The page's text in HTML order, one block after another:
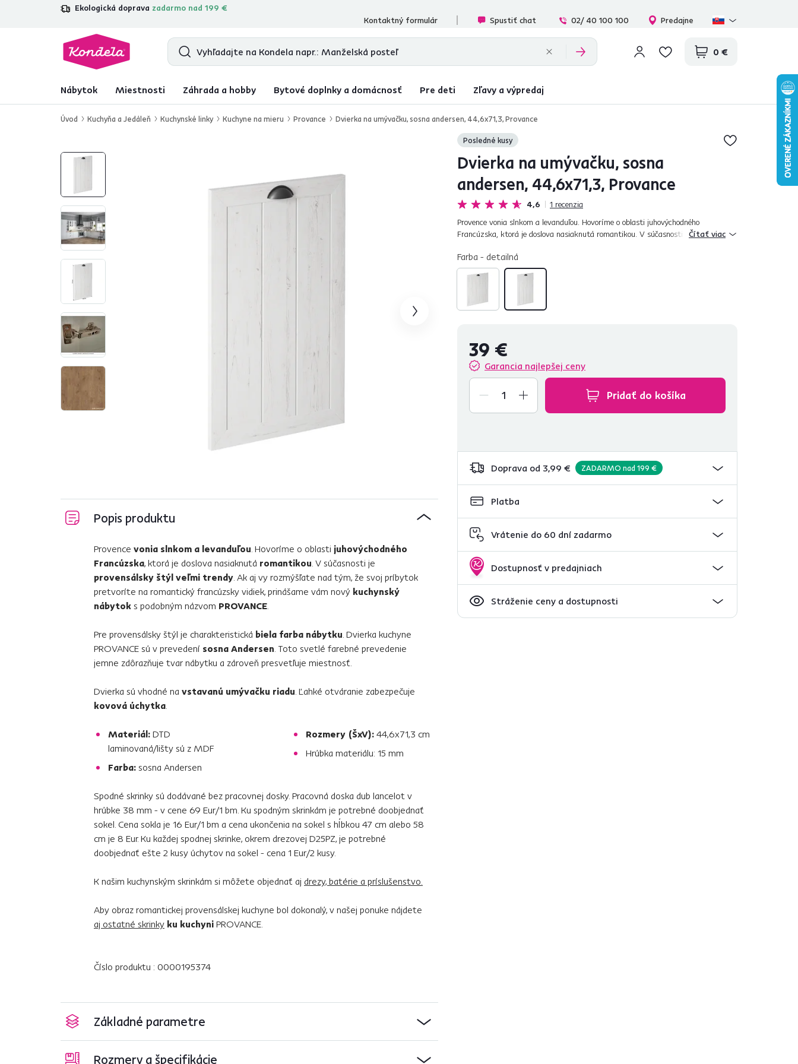
Ekologická doprava zadarmo nad 199 €
4,7 31 333overených produktových recenzií
Kontaktný formulár
Spustiť chat 02/ 40 100 100 Predajne
0 €
Nábytok Miestnosti Záhrada a hobby Bytové doplnky a domácnosť Pre deti Zľavy a výpredaj
Úvod Kuchyňa a Jedáleň Kuchynské linky Kuchyne na mieru Provance Dvierka na umývačku, sosna andersen, 44,6x71,3, Provance
Posledné kusy
Dvierka na umývačku, sosna
andersen, 44,6x71,3, Provance
4,6 1 recenzia
Provence vonia slnkom a levanduľou. Hovoríme o oblasti juhovýchodného
Francúzska, ktorá je doslova nasiaknutá romantikou. V súčasnosti je provensálsky
Čítať viac
Farba - detailná
39 €
Garancia najlepšej ceny
Pridať do košíka
Doprava od 3,99 € ZADARMO nad 199 €
Platba
Vrátenie do 60 dní zadarmo
Dostupnosť v predajniach
Stráženie ceny a dostupnosti
Popis produktu
Provence vonia slnkom a levanduľou . Hovoríme o oblasti juhovýchodného
Francúzska, ktorá je doslova nasiaknutá romantikou . V súčasnosti je
provensálsky štýl veľmi trendy . Ak aj vy rozmýšľate nad tým, že svoj príbytok
pretvoríte na romantický francúzsky vidiek, prinášame vám nový kuchynský
nábytok s podobným názvom PROVANCE
Pre provensálsky štýl je charakteristická biela farba nábytku . Dvierka kuchyne
PROVANCE sú v prevedení sosna Andersen . Toto svetlé farebné prevedenie
jemne zdôrazňuje tvar nábytku a zároveň presvetľuje miestnosť.
Dvierka sú vhodné na vstavanú umývačku riadu . Ľahké otváranie zabezpečuje
kovová úchytka
Materiál: DTD
laminovaná/lišty sú z MDF
Farba: sosna Andersen
Rozmery (ŠxV): 44,6x71,3 cm
Hrúbka materiálu: 15 mm
Spodné skrinky sú dodávané bez pracovnej dosky. Pracovná doska dub lancelot v
hrúbke 38 mm - v cene 69 Eur/1 bm. Ku spodným skrinkám je potrebné doobjednať
sokel. Cena sokla je 16 Eur/1 bm a cena ukončenia na sokel s hĺbkou 47 cm alebo 58
cm je 8 Eur. Ku každej spodnej skrinke, okrem drezovej D25PZ, je potrebné
doobjednať ešte 2 kusy úchytov na sokel - cena 1 Eur/2 kusy.
K našim kuchynským skrinkám si môžete objednať aj drezy, batérie a príslušenstvo.
Aby obraz romantickej provensálskej kuchyne bol dokonalý, v našej ponuke nájdete
aj ostatné skrinky ku kuchyni PROVANCE.
Číslo produktu : 0000195374
Základné parametre
Rozmery a špecifikácie